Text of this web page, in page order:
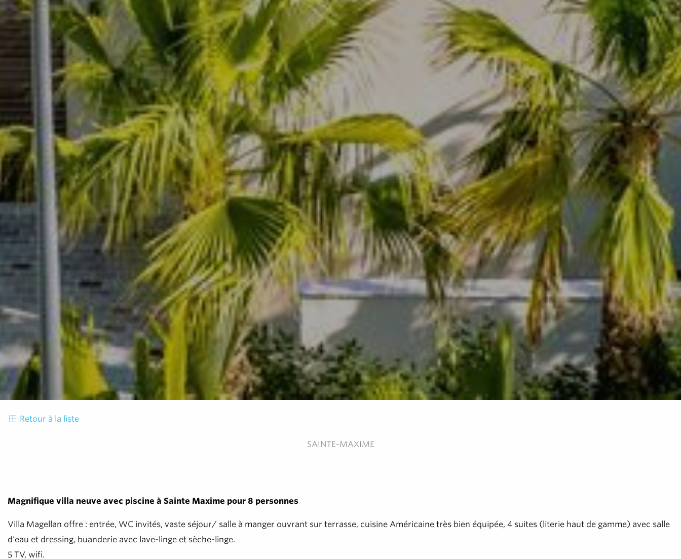
Retour à la liste
SAINTE-MAXIME
Magnifique villa neuve avec piscine à Sainte Maxime pour 8 personnes
Villa Magellan offre : entrée, WC invités, vaste séjour/ salle à manger ouvrant sur terrasse, cuisine Américaine très bien équipée, 4 suites (literie haut de gamme) avec salle
d'eau et dressing, buanderie avec lave-linge et sèche-linge.
5 TV, wifi.